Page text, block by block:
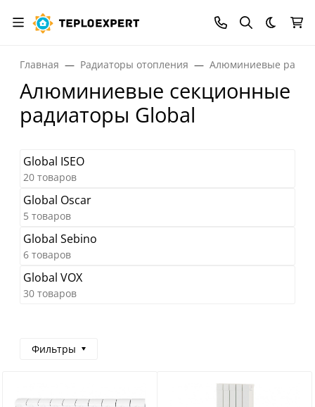
Темная
Главная Радиаторы отопления Алюминиевые
Алюминиевые секционные
радиаторы Global
Global ISEO
20 товаров
Global Oscar
5 товаров
Global Sebino
6 товаров
Global VOX
30 товаров
Фильтры